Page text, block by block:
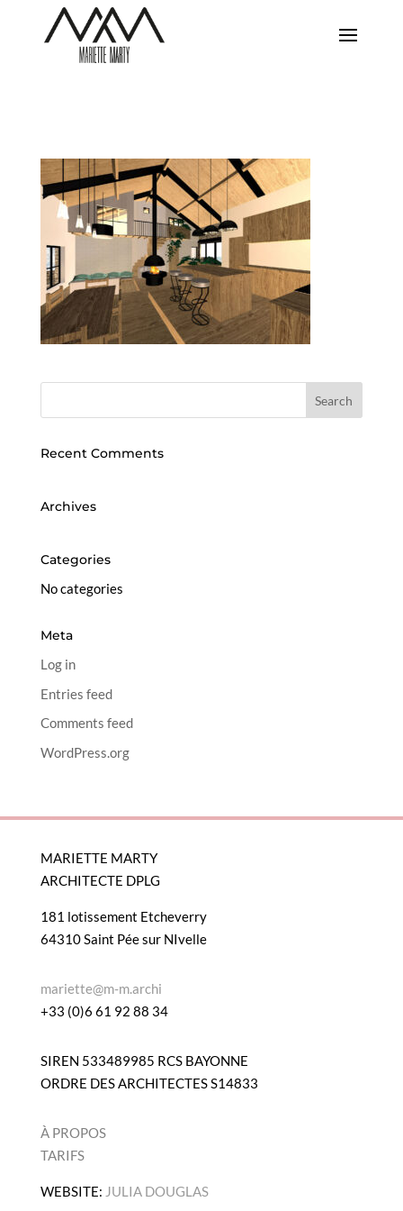
Recent Comments
Archives
Categories
No categories
Meta
Log in
Entries feed
Comments feed
WordPress.org
MARIETTE MARTY
ARCHITECTE DPLG
181 lotissement Etcheverry
64310 Saint Pée sur NIvelle
mariette@m-m.archi
+33 (0)6 61 92 88 34
SIREN 533489985 RCS BAYONNE
ORDRE DES ARCHITECTES S14833
À PROPOS
TARIFS
WEBSITE: JULIA DOUGLAS